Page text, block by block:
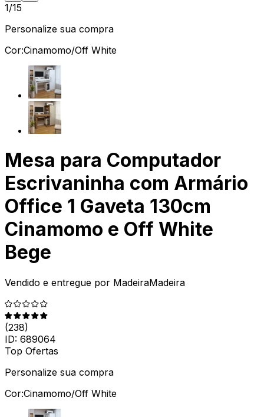
1/15
Personalize sua compra
Cor:Cinamomo/Off White
Mesa para Computador
Escrivaninha com Armário
Office 1 Gaveta 130cm
Cinamomo e Off White
Bege
Vendido e entregue por MadeiraMadeira
(238)
ID: 689064
Top Ofertas
Personalize sua compra
Cor:Cinamomo/Off White